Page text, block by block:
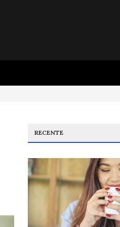
RECENTE